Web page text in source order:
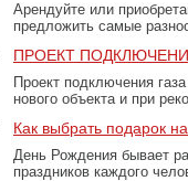
Арендуйте или
предложить самые
ПРОЕКТ
Проект подключения
нового объекта и при
Как выбрать подарок
День Рождения бывает
праздников каждого